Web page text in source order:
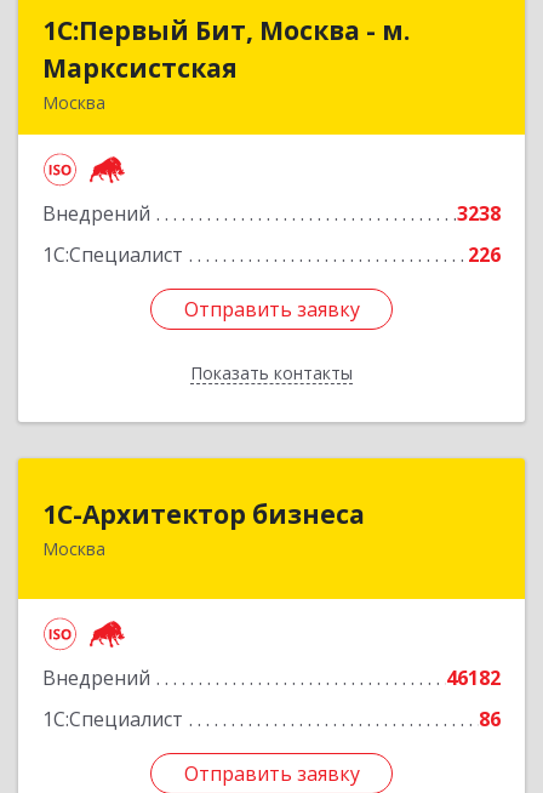
1С:Первый Бит, Москва - м.
Марксистская
Москва
Внедрений
3238
1С:Специалист
226
Отправить заявку
Показать контакты
1С:Первый Бит, Москва - м.
Подробнее
Отправить заявку
Назад
1С-Архитектор бизнеса
Москва
Внедрений
46182
1С:Специалист
86
Отправить заявку
1С-Архитектор бизнеса
115114, Москва г, Кожевнический 2-й пер, дом
Отправить заявку